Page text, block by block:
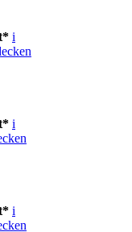
i
i
i